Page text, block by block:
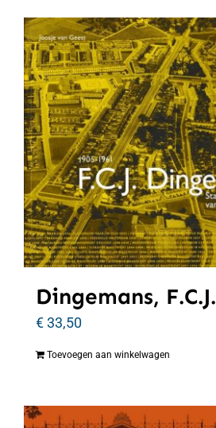
Dingemans, F.C.J.
€33,50
Toevoegen aan winkelwagen